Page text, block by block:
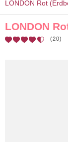
LONDON Rot
LONDON
(20)